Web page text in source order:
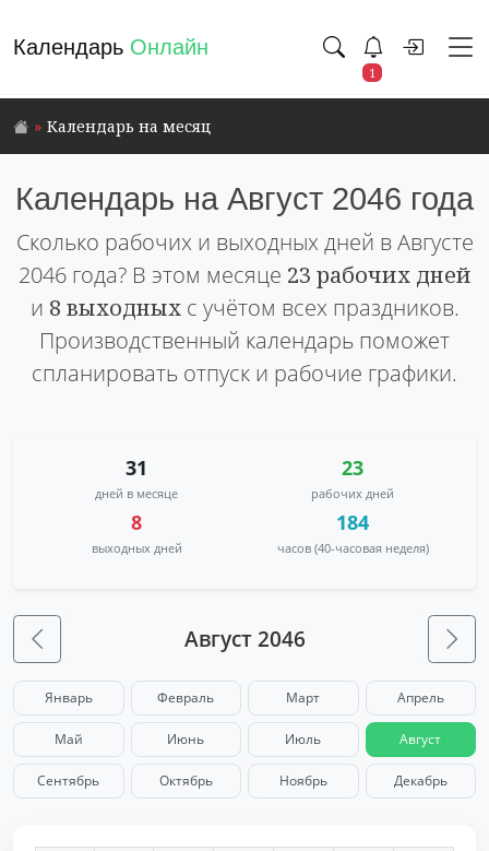
Календарь Онлайн
1
Календарь на месяц
Календарь на Август 2046 года
Сколько рабочих и выходных дней в Августе
2046 года? В этом месяце 23 рабочих дней
и 8 выходныхс учётом всех праздников.
Производственный календарь поможет
спланировать отпуск и рабочие графики.
31
дней в месяце
23
рабочих дней
8
выходных дней
184
часов (40-часовая неделя)
Август 2046
Январь Февраль Март Апрель
Май Июнь Июль Август
Сентябрь Октябрь Ноябрь Декабрь